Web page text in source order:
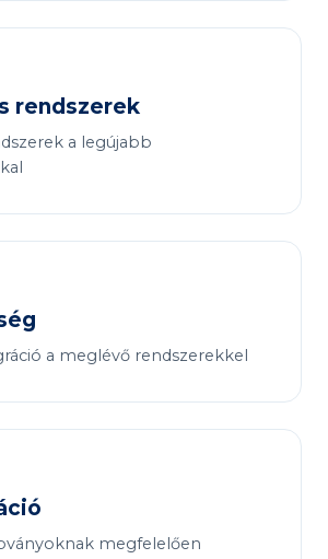
rendszerek
a legújabb
a meglévő rendszerekkel
megfelelően